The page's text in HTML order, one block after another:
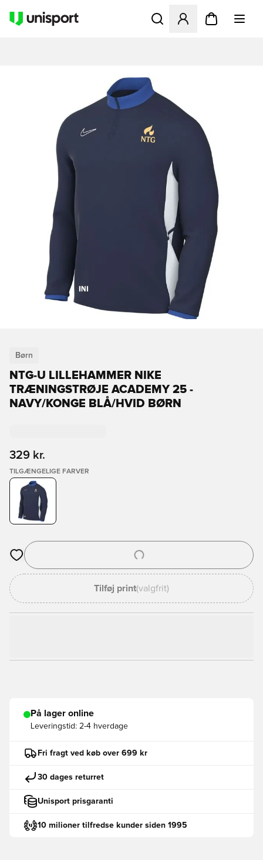
Åbner en Modal til at
Børn
NTG-U LILLEHAMMER NIKE
TRÆNINGSTRØJE ACADEMY 25 -
NAVY/KONGE BLÅ/HVID BØRN
329 kr.
TILGÆNGELIGE FARVER
Åbner en Modal til at logge ind eller tilmelde dig som medlem
Tilføj print(valgfrit)
På lager online
Leveringstid: 2-4 hverdage
Fri fragt ved køb over 699 kr
30 dages returret
Unisport prisgaranti
10 milioner tilfredse kunder siden 1995